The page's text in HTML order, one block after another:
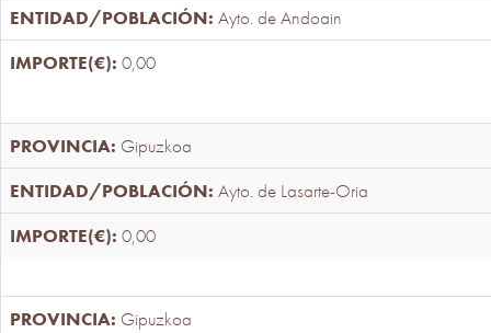
Ayto. de Andoain
0,00
Gipuzkoa
Ayto. de Lasarte-Oria
0,00
Gipuzkoa